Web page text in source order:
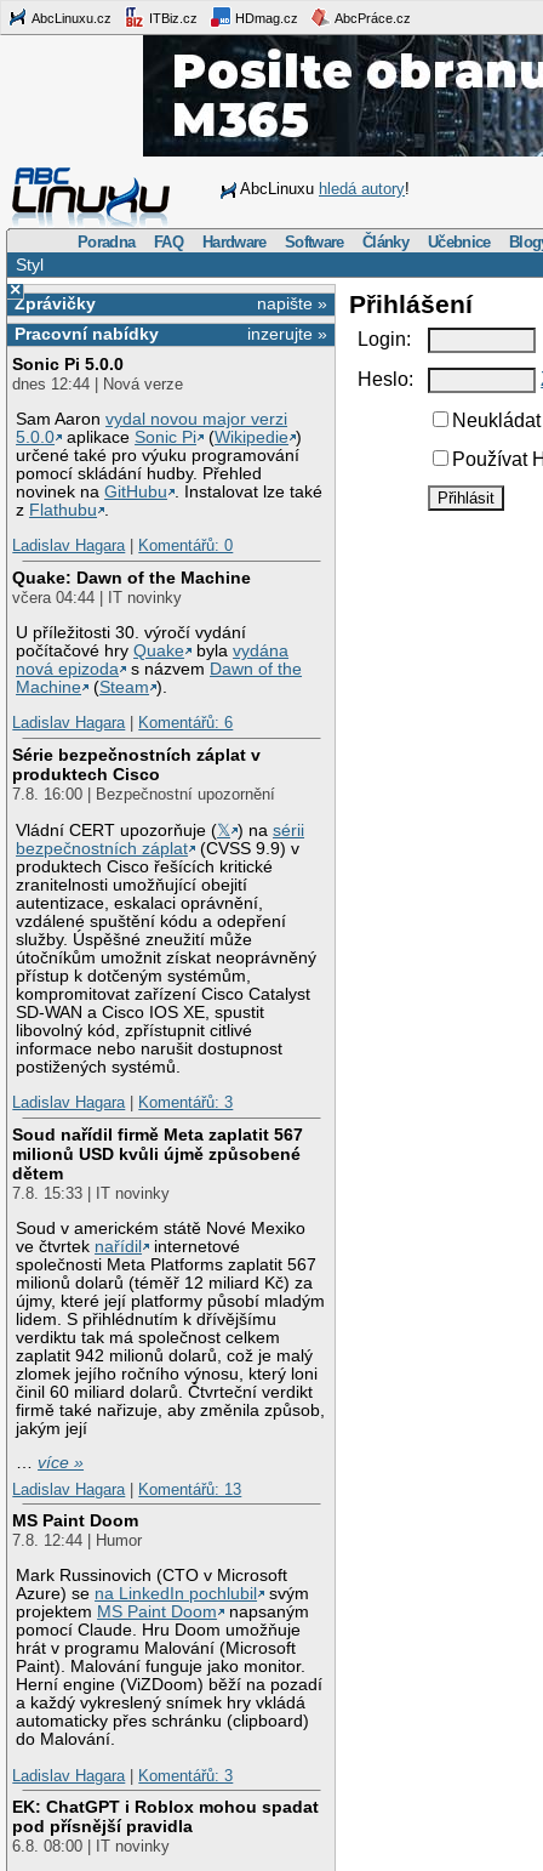
AbcLinuxu.cz ITBiz.cz HDmag.cz AbcPráce.cz
AbcLinuxu hledá autory!
Poradna FAQ Hardware Software Články Učebnice
Styl
×
napište »
Zprávičky
inzerujte »
Pracovní nabídky
Sonic Pi 5.0.0
dnes 12:44 | Nová verze
Sam Aaronvydal novou major verzi
5.0.0
aplikaceSonic Pi (Wikipedie )
určené také pro výuku programování
pomocí skládání hudby. Přehled
novinek naGitHubu
. Instalovat lze také
z Flathubu
Ladislav Hagara| Komentářů: 0
Quake: Dawn of the Machine
včera 04:44 | IT novinky
U příležitosti 30. výročí vydání
počítačové hryQuake bylavydána
nová epizoda
s názvem Dawn of the
Machine
(Steam ).
Ladislav Hagara| Komentářů: 6
Série bezpečnostních záplat v
produktech Cisco
7.8. 16:00 | Bezpečnostní upozornění
Vládní CERT upozorňuje (𝕏 ) nasérii
bezpečnostních záplat
(CVSS 9.9) v
produktech Cisco řešících kritické
zranitelnosti umožňující obejití
autentizace, eskalaci oprávnění,
vzdálené spuštění kódu a odepření
služby. Úspěšné zneužití může
útočníkům umožnit získat neoprávněný
přístup k dotčeným systémům,
kompromitovat zařízení Cisco Catalyst
SD-WAN a Cisco IOS XE, spustit
libovolný kód, zpřístupnit citlivé
informace nebo narušit dostupnost
postižených systémů.
Ladislav Hagara| Komentářů: 3
Soud nařídil firmě Meta zaplatit 567
milionů USD kvůli újmě způsobené
dětem
7.8. 15:33 | IT novinky
Soud v americkém státě Nové Mexiko
ve čtvrtek nařídil
internetové
společnosti Meta Platforms zaplatit 567
milionů dolarů (téměř 12 miliard Kč) za
újmy, které její platformy působí mladým
lidem. S přihlédnutím k dřívějšímu
verdiktu tak má společnost celkem
zaplatit 942 milionů dolarů, což je malý
zlomek jejího ročního výnosu, který loni
činil 60 miliard dolarů. Čtvrteční verdikt
firmě také nařizuje, aby změnila způsob,
jakým její
…více »
Ladislav Hagara
Komentářů: 13
MS Paint Doom
7.8. 12:44 | Humor
Mark Russinovich (CTO v Microsoft
Azure) se na LinkedIn pochlubil
svým
projektem MS Paint Doom
napsaným
pomocí Claude. Hru Doom umožňuje
hrát v programu Malování (Microsoft
Paint). Malování funguje jako monitor.
Herní engine (ViZDoom) běží na pozadí
a každý vykreslený snímek hry vkládá
automaticky přes schránku (clipboard)
do Malování.
Ladislav Hagara | Komentářů: 3
EK: ChatGPT i Roblox mohou spadat
pod přísnější pravidla
6.8. 08:00 | IT novinky
Přihlášení
Login:
Heslo:
Používat